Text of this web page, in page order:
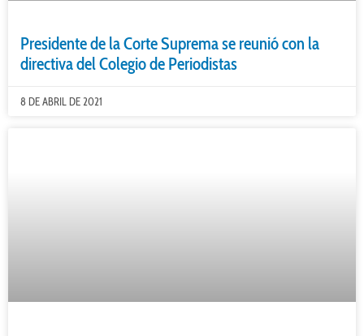
Presidente de la Corte Suprema se reunió con la
directiva del Colegio de Periodistas
8 DE ABRIL DE 2021